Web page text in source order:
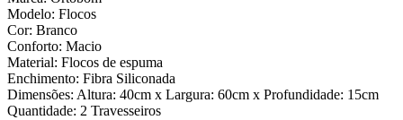
Modelo: Flocos
Cor: Branco
Conforto: Macio
Material: Flocos de espuma
Enchimento: Fibra Siliconada
Dimensões: Altura: 40cm x Largura: 60cm x Profundidade: 15cm
Quantidade: 2 Travesseiros